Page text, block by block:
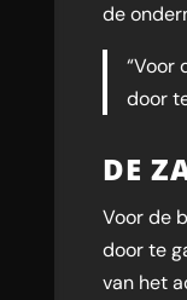
de
“Voor
door
DE
Voor de
door te
van het